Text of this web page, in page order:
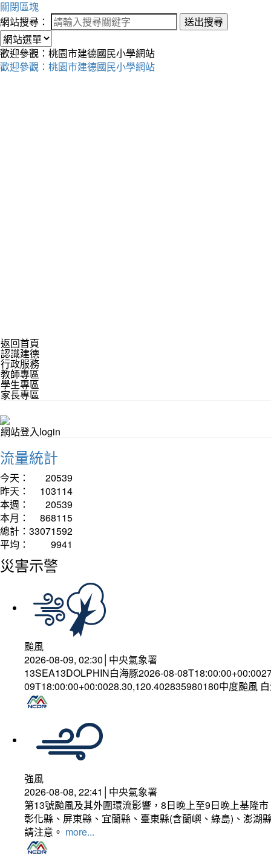
關閉區塊
網站搜尋：
送出搜尋
歡迎參觀：桃園市建德國民小學網站
歡迎參觀：桃園市建德國民小學網站
返回首頁
認識建德
行政服務
教師專區
學生專區
家長專區
網站登入login
流量統計
今天：
20539
昨天：
103114
本週：
20539
本月：
868115
總計： 33071592
平均：
9941
災害示警
颱風
2026-08-09, 02:30│中央氣象署
13SEA13DOLPHIN白海豚2026-08-
09T18:00:00+00:0028.30,120.402835980180中度颱風
強風
2026-08-08, 22:41│中央氣象署
第13號颱風及其外圍環流影響，8日晚上至9日晚上基隆
彰化縣、屏東縣、宜蘭縣、臺東縣(含蘭嶼、綠島)、澎湖
請注意。 more...